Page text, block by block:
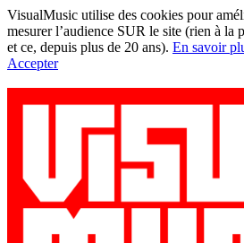
VisualMusic utilise des cookies pour
mesurer l’audience SUR le site (rien à la
et ce, depuis plus de 20 ans). En savoir
Accepter